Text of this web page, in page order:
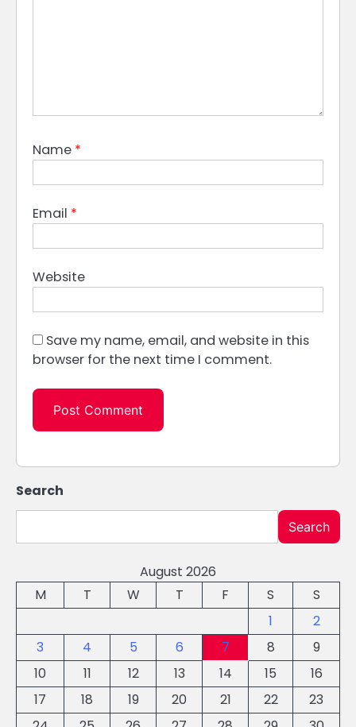
Name *
Email *
Website
Save my name, email, and website in this
browser for the next time I comment.
Search
Search
August 2026
M
T W T F S
S
1
2
3
4 5 6 7 8
9
10
11 12 13 14 15
16
17
18 19 20 21 22
23